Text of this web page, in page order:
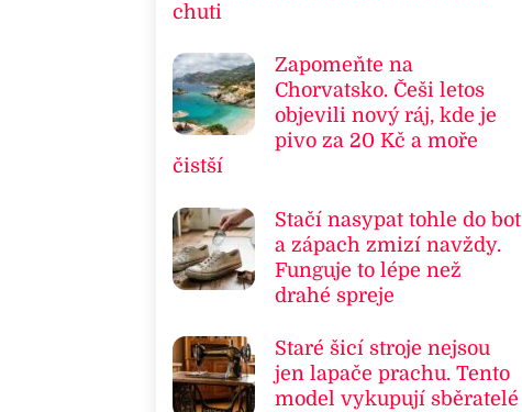
chuti
Zapomeňte na
Chorvatsko. Češi letos
objevili nový ráj, kde je
pivo za 20 Kč a moře
čistší
Stačí nasypat tohle do bot
a zápach zmizí navždy.
Funguje to lépe než
drahé spreje
Staré šicí stroje nejsou
jen lapače prachu. Tento
model vykupují sběratelé